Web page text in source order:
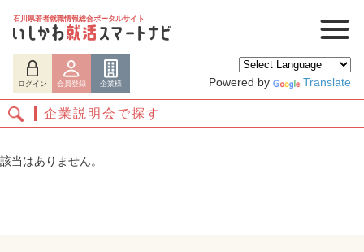
石川県若者就職情報総合ポータルサイト
ログイン 会員登録 企業様 Powered by Translate
企業説明会で探す
該当はありません。